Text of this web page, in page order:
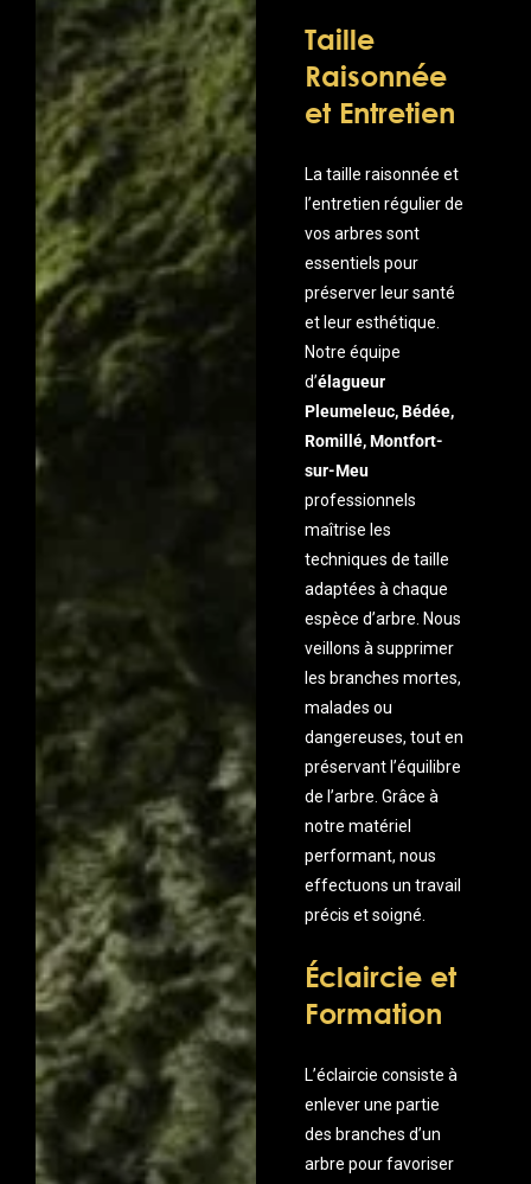
Taille
Raisonnée
et Entretien
La taille raisonnée et
l’entretien régulier de
vos arbres sont
essentiels pour
préserver leur santé
et leur esthétique.
Notre équipe
d’élagueur
Pleumeleuc, Bédée,
Romillé, Montfort-
sur-Meu
professionnels
maîtrise les
techniques de taille
adaptées à chaque
espèce d’arbre. Nous
veillons à supprimer
les branches mortes,
malades ou
dangereuses, tout en
préservant l’équilibre
de l’arbre. Grâce à
notre matériel
performant, nous
effectuons un travail
précis et soigné.
Éclaircie et
Formation
L’éclaircie consiste à
enlever une partie
des branches d’un
arbre pour favoriser